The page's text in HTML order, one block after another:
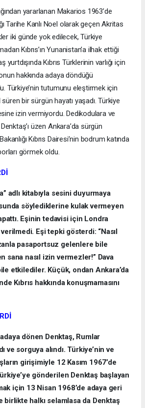
yararlanan Makarios 1963’de
Tarihe Kanlı Noel olarak geçen Akritas
iki günde yok edilecek, Türkiye
Kıbrıs’ın Yunanistan’a ilhak ettiği
yurtdışında Kıbrıs Türklerinin varlığı için
hakkında adaya döndüğü
Türkiye’nin tutumunu eleştirmek için
süren bir sürgün hayatı yaşadı. Türkiye
izin vermiyordu. Dedikodulara ve
üzen Ankara’da sürgün
Kıbrıs Dairesi’nin bodrum katında
görmek oldu.
adlı kitabıyla sesini duyurmaya
söylediklerine kulak vermeyen
Eşinin tedavisi için Londra
Eşi tepki gösterdi: “Nasıl
pasaportsuz gelenlere bile
sana nasıl izin vermezler!” Dava
etkilediler. Küçük, ondan Ankara’da
Kıbrıs hakkında konuşmamasını
dönen Denktaş, Rumlar
ve sorguya alındı. Türkiye’nin ve
girişimiyle 12 Kasım 1967’de
gönderilen Denktaş başlayan
için 13 Nisan 1968’de adaya geri
birlikte halkı selamlasa da Denktaş